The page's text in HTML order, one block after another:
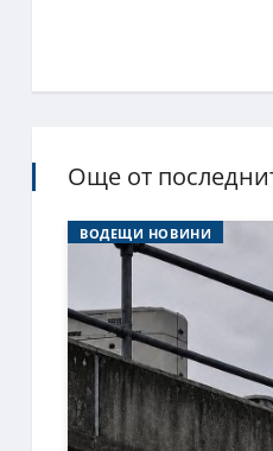
Още от
ВОДЕЩИ НОВИНИ